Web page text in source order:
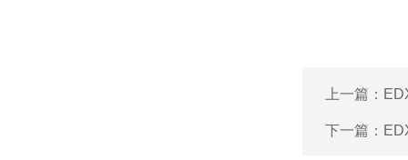
上一篇：
下一篇：